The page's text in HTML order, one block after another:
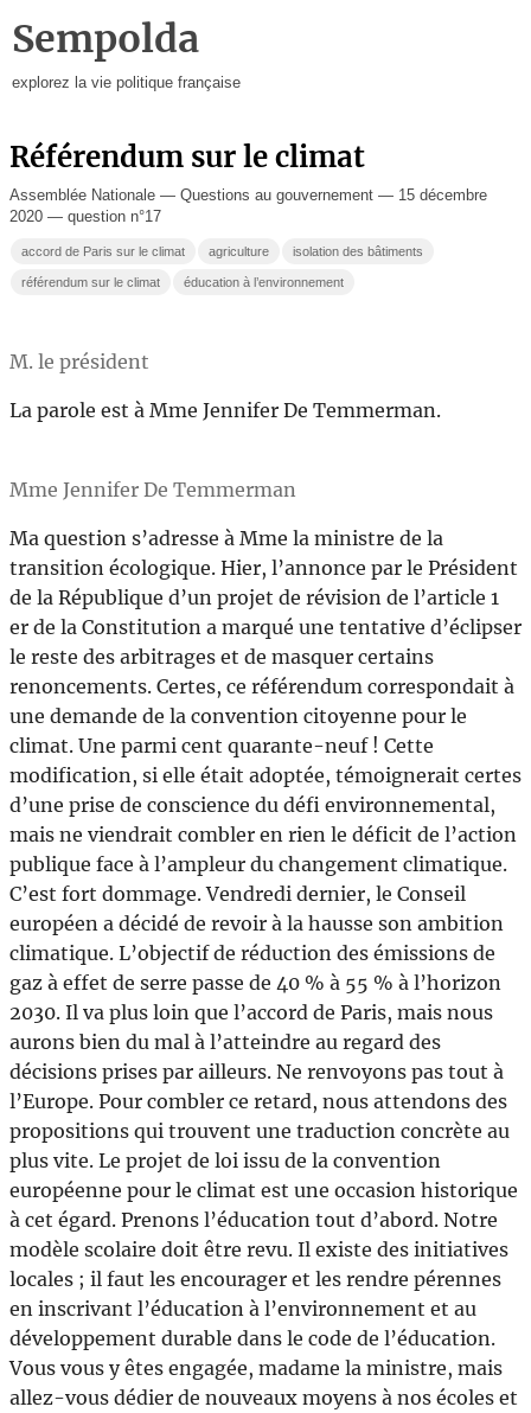
Sempolda
explorez la vie politique française
Référendum sur le climat
Assemblée Nationale — Questions au gouvernement — 15 décembre
2020 — question n°17
accord de Paris sur le climat agriculture isolation des bâtiments
référendum sur le climat éducation à l’environnement
M. le président
La parole est à Mme Jennifer De Temmerman.
Mme Jennifer De Temmerman
Ma question s’adresse à Mme la ministre de la
transition écologique. Hier, l’annonce par le Président
de la République d’un projet de révision de l’article 1
er de la Constitution a marqué une tentative d’éclipser
le reste des arbitrages et de masquer certains
renoncements. Certes, ce référendum correspondait à
une demande de la convention citoyenne pour le
climat. Une parmi cent quarante-neuf ! Cette
modification, si elle était adoptée, témoignerait certes
d’une prise de conscience du défi environnemental,
mais ne viendrait combler en rien le déficit de l’action
publique face à l’ampleur du changement climatique.
C’est fort dommage. Vendredi dernier, le Conseil
européen a décidé de revoir à la hausse son ambition
climatique. L’objectif de réduction des émissions de
gaz à effet de serre passe de 40 % à 55 % à l’horizon
2030. Il va plus loin que l’accord de Paris, mais nous
aurons bien du mal à l’atteindre au regard des
décisions prises par ailleurs. Ne renvoyons pas tout à
l’Europe. Pour combler ce retard, nous attendons des
propositions qui trouvent une traduction concrète au
plus vite. Le projet de loi issu de la convention
européenne pour le climat est une occasion historique
à cet égard. Prenons l’éducation tout d’abord. Notre
modèle scolaire doit être revu. Il existe des initiatives
locales ; il faut les encourager et les rendre pérennes
en inscrivant l’éducation à l’environnement et au
développement durable dans le code de l’éducation.
Vous vous y êtes engagée, madame la ministre, mais
allez-vous dédier de nouveaux moyens à nos écoles et